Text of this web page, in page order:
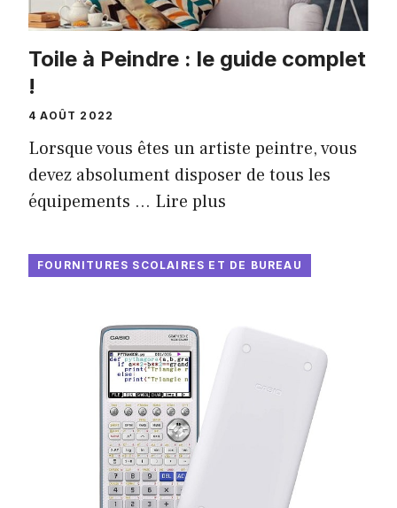
Toile à Peindre : le guide complet
!
4 AOÛT 2022
Lorsque vous êtes un artiste peintre, vous
devez absolument disposer de tous les
équipements … Lire plus
FOURNITURES SCOLAIRES ET DE BUREAU